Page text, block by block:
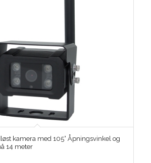
kamera med 105° Åpningsvinkel og
14 meter